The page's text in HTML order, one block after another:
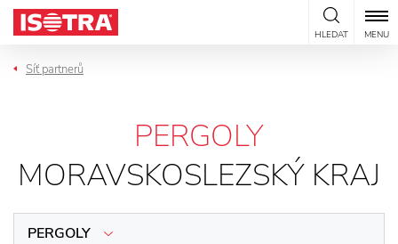
Přeskočit na obsah
HLEDAT MENU
Síť partnerů
PERGOLY
MORAVSKOSLEZSKÝ KRAJ
PERGOLY